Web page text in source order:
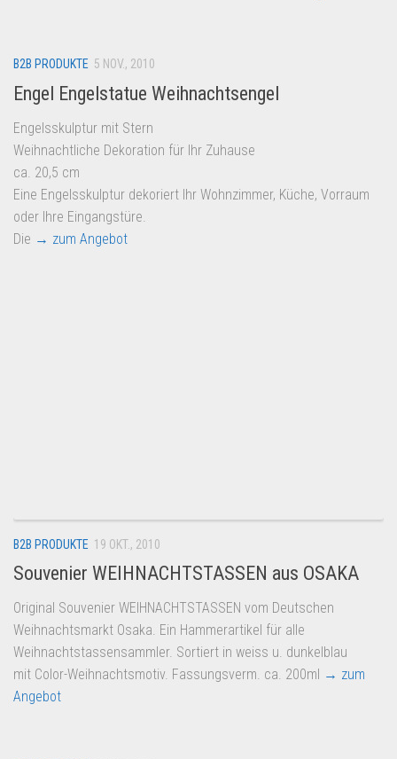
B2B PRODUKTE 5 NOV., 2010
Engel Engelstatue Weihnachtsengel
Engelsskulptur mit Stern
Weihnachtliche Dekoration für Ihr Zuhause
ca. 20,5 cm
Eine Engelsskulptur dekoriert Ihr Wohnzimmer, Küche, Vorraum
oder Ihre Eingangstüre.
Die → zum Angebot
B2B PRODUKTE 19 OKT., 2010
Souvenier WEIHNACHTSTASSEN aus OSAKA
Original Souvenier WEIHNACHTSTASSEN vom Deutschen
Weihnachtsmarkt Osaka. Ein Hammerartikel für alle
Weihnachtstassensammler. Sortiert in weiss u. dunkelblau
mit Color-Weihnachtsmotiv. Fassungsverm. ca. 200ml → zum
Angebot